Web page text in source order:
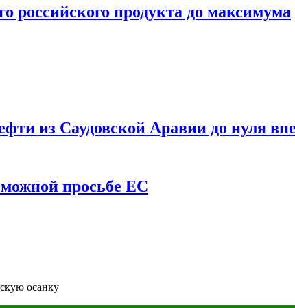
российского продукта до максимума
из Саудовской Аравии до нуля
просьбе ЕС
осанку